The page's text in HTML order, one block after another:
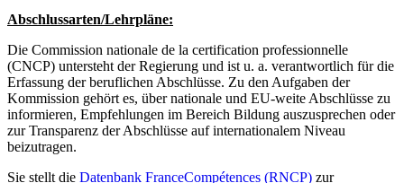
Abschlussarten/Lehrpläne:
Die Commission nationale de la certification professionnelle
(CNCP) untersteht der Regierung und ist u. a. verantwortlich für die
Erfassung der beruflichen Abschlüsse. Zu den Aufgaben der
Kommission gehört es, über nationale und EU-weite Abschlüsse zu
informieren, Empfehlungen im Bereich Bildung auszusprechen oder
zur Transparenz der Abschlüsse auf internationalem Niveau
beizutragen.
Sie stellt die Datenbank FranceCompétences (RNCP) zur